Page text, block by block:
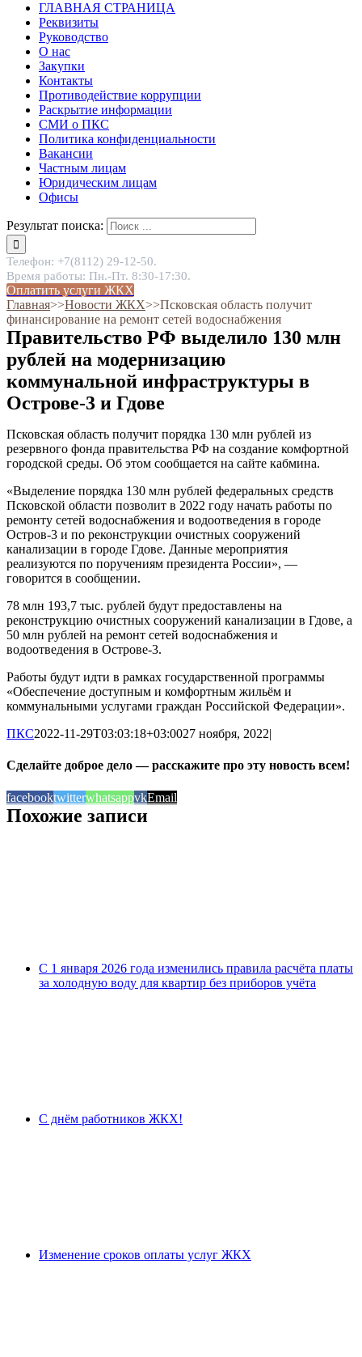
ГЛАВНАЯ СТРАНИЦА
Реквизиты
Руководство
О нас
Закупки
Контакты
Противодействие коррупции
Раскрытие информации
СМИ о ПКС
Политика конфиденциальности
Вакансии
Частным лицам
Юридическим лицам
Офисы
Результат поиска:
Телефон: +7(8112) 29-12-50.
Время работы: Пн.-Пт. 8:30-17:30.
Оплатить услуги ЖКХ
Главная˃˃Новости ЖКХ˃˃Псковская область получит
финансирование на ремонт сетей водоснабжения
Правительство РФ выделило 130 млн
рублей на модернизацию
коммунальной инфраструктуры в
Острове-3 и Гдове
Псковская область получит порядка 130 млн рублей из
резервного фонда правительства РФ на создание комфортной
городской среды. Об этом сообщается на сайте кабмина.
«Выделение порядка 130 млн рублей федеральных средств
Псковской области позволит в 2022 году начать работы по
ремонту сетей водоснабжения и водоотведения в городе
Остров-3 и по реконструкции очистных сооружений
канализации в городе Гдове. Данные мероприятия
реализуются по поручениям президента России», —
говорится в сообщении.
78 млн 193,7 тыс. рублей будут предоставлены на
реконструкцию очистных сооружений канализации в Гдове, а
50 млн рублей на ремонт сетей водоснабжения и
водоотведения в Острове-3.
Работы будут идти в рамках государственной программы
«Обеспечение доступным и комфортным жильём и
коммунальными услугами граждан Российской Федерации».
ПКС2022-11-29T03:03:18+03:0027 ноября, 2022|
Сделайте доброе дело — расскажите про эту новость всем!
facebooktwitterwhatsappvkEmail
Похожие записи
С 1 января 2026 года изменились правила расчёта платы
за холодную воду для квартир без приборов учёта
С днём работников ЖКХ!
Изменение сроков оплаты услуг ЖКХ